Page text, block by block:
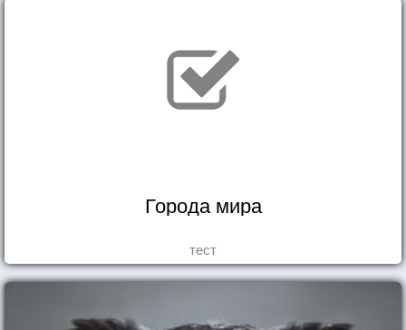
Города мира
тест